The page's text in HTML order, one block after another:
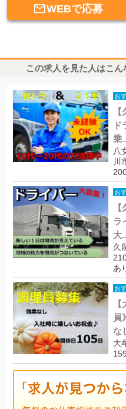
WEBで応募
この求人を見た人はこ
お
乗
八
川
お
ラ
大
久
あ
お
な
大